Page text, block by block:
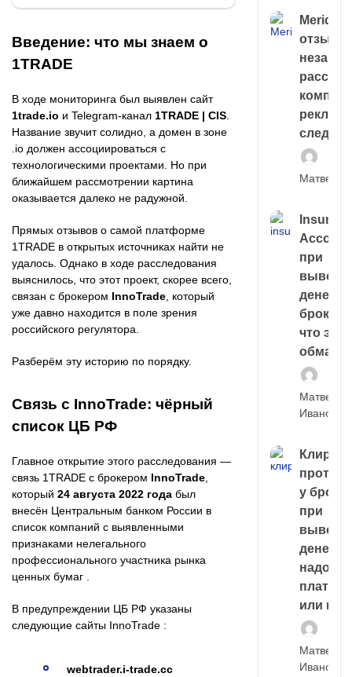
Введение: что мы знаем о
1TRADE
В ходе мониторинга был выявлен сайт
1trade.io и Telegram-канал 1TRADE | CIS.
Название звучит солидно, а домен в зоне
.io должен ассоциироваться с
технологическими проектами. Но при
ближайшем рассмотрении картина
оказывается далеко не радужной.
Прямых отзывов о самой платформе
1TRADE в открытых источниках найти не
удалось. Однако в ходе расследования
выяснилось, что этот проект, скорее всего,
связан с брокером InnoTrade, который
уже давно находится в поле зрения
российского регулятора.
Разберём эту историю по порядку.
Связь с InnoTrade: чёрный
список ЦБ РФ
Главное открытие этого расследования —
связь 1TRADE с брокером InnoTrade,
который 24 августа 2022 года был
внесён Центральным банком России в
список компаний с выявленными
признаками нелегального
профессионального участника рынка
ценных бумаг .
В предупреждении ЦБ РФ указаны
следующие сайты InnoTrade :
webtrader.i-trade.cc
следа
Матвей
Account
при
выводе
денег у
что это,
обман?
Матвей
Иванов
Клиринг
у
при
выводе
денег,
надо
платить
или
Матвей
Иванов